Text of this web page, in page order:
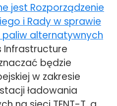
jest Rozporządzenie
i Rady w sprawie
alternatywnych
Infrastructure
będzie
w zakresie
ładowania